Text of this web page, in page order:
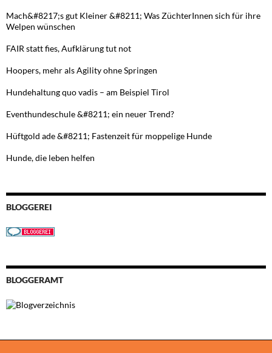
Mach&#8217;s gut Kleiner &#8211; Was ZüchterInnen sich für ihre
Welpen wünschen
FAIR statt fies, Aufklärung tut not
Hoopers, mehr als Agility ohne Springen
Hundehaltung quo vadis – am Beispiel Tirol
Eventhundeschule &#8211; ein neuer Trend?
Hüftgold ade &#8211; Fastenzeit für moppelige Hunde
Hunde, die leben helfen
BLOGGEREI
BLOGGERAMT